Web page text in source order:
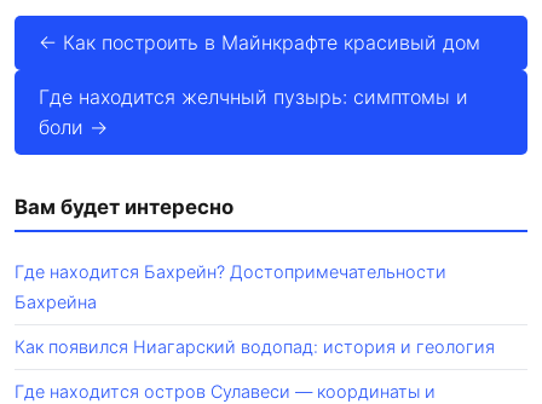
← Как построить в Майнкрафте красивый дом
Где находится желчный пузырь: симптомы и
боли →
Вам будет интересно
Где находится Бахрейн? Достопримечательности
Бахрейна
Как появился Ниагарский водопад: история и геология
Где находится остров Сулавеси — координаты и